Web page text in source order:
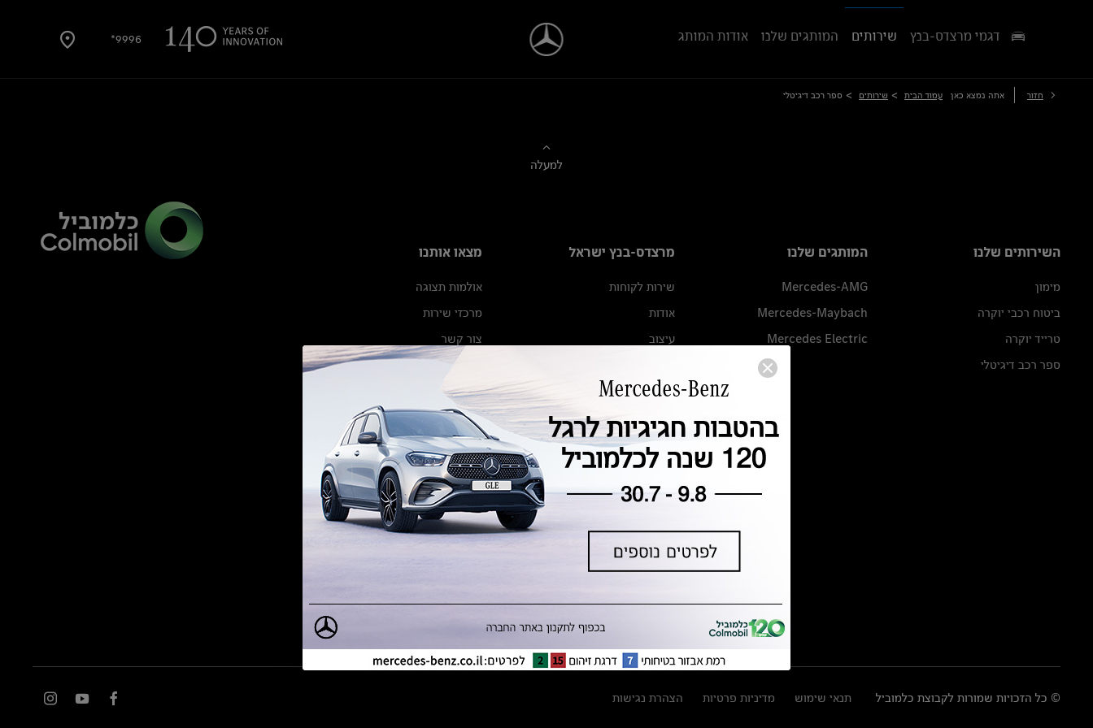
9996* דגמי מרצדס-בנץ שירותים המותגים שלנו אודות המותג
חזור אתה נמצא כאן עמוד הבית > שירותים > ספר רכב דיגיטלי
למעלה
השירותים שלנו
מימון
ביטוח רכבי יוקרה
טרייד יוקרה
ספר רכב דיגיטלי
המותגים שלנו
Mercedes-AMG
Mercedes-Maybach
Mercedes Electric
מרצדס-בנץ ישראל
שירות לקוחות
אודות
עיצוב
מגזין מרצדס-בנץ
ספרי רכב מרצדס-בנץ
נתוני זיהום אוויר וצריכת דלק וחשמל
נתוני תווית צמיגים
מחירון חלפים
הודעה על הטבות לרכבי מרצדס בהסדר
מצאו אותנו
אולמות תצוגה
מרכזי שירות
צור קשר
© כל הזכויות שמורות לקבוצת כלמוביל תנאי שימוש מדיניות פרטיות הצהרת נגישות